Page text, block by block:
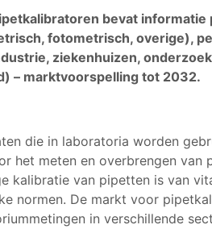
bevat
fotometrisch, overige),
ziekenhuizen,
– marktvoorspelling tot 2032.
die in laboratoria worden
het meten en overbrengen
kalibratie van pipetten is van
normen. De markt voor
in verschillende